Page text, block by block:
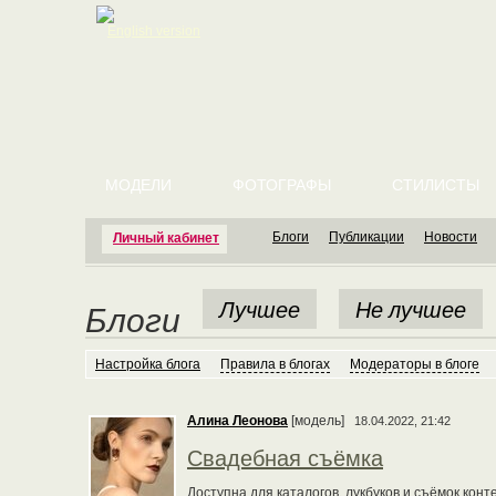
Личный кабинет
МОДЕЛИ ФОТОГРАФЫ СТИЛИСТЫ
Блоги Публикации Новости
Блоги Лучшее Не лучшее
Настройка блога Правила в блогах Модераторы в блоге
Алина Леонова [модель] 18.04.2022, 21:42
Свадебная съёмка
Доступна для каталогов, лукбуков и съёмок